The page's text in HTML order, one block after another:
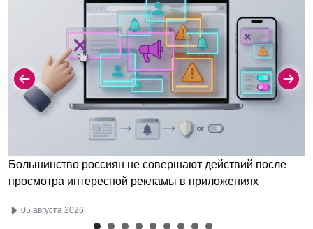
Большинство россиян не совершают действий после
просмотра интересной рекламы в приложениях
05 августа 2026